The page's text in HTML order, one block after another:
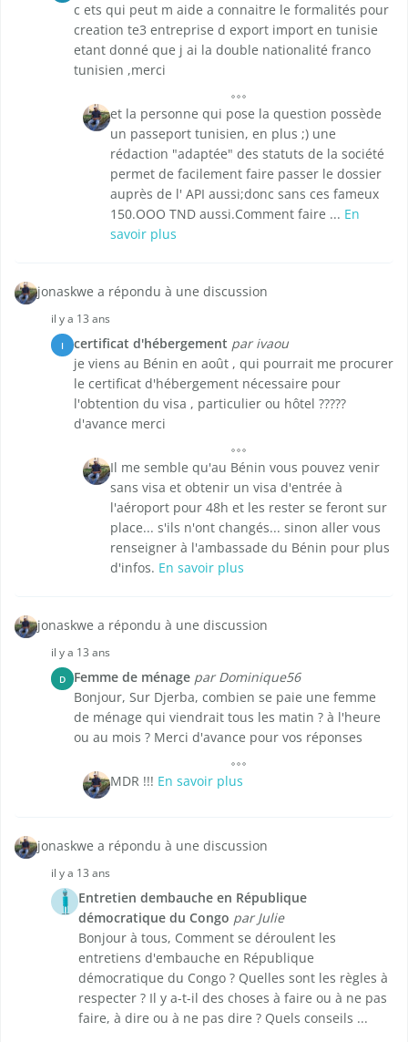
c ets qui peut m aide a connaitre le formalités pour
creation te3 entreprise d export import en tunisie
etant donné que j ai la double nationalité franco
tunisien ,merci
et la personne qui pose la question possède
un passeport tunisien, en plus ;) une
rédaction "adaptée" des statuts de la société
permet de facilement faire passer le dossier
auprès de l' API aussi;donc sans ces fameux
150.OOO TND aussi.Comment faire ... En
savoir plus
jonaskwe a répondu à une discussion
il y a 13 ans
I certificat d'hébergement par ivaou
je viens au Bénin en août , qui pourrait me procurer
le certificat d'hébergement nécessaire pour
l'obtention du visa , particulier ou hôtel ?????
d'avance merci
Il me semble qu'au Bénin vous pouvez venir
sans visa et obtenir un visa d'entrée à
l'aéroport pour 48h et les rester se feront sur
place... s'ils n'ont changés... sinon aller vous
renseigner à l'ambassade du Bénin pour plus
d'infos. En savoir plus
jonaskwe a répondu à une discussion
il y a 13 ans
D Femme de ménage par Dominique56
Bonjour, Sur Djerba, combien se paie une femme
de ménage qui viendrait tous les matin ? à l'heure
ou au mois ? Merci d'avance pour vos réponses
MDR !!! En savoir plus
jonaskwe a répondu à une discussion
il y a 13 ans
Entretien dembauche en République
démocratique du Congo par Julie
Bonjour à tous, Comment se déroulent les
entretiens d'embauche en République
démocratique du Congo ? Quelles sont les règles à
respecter ? Il y a-t-il des choses à faire ou à ne pas
faire, à dire ou à ne pas dire ? Quels conseils ...